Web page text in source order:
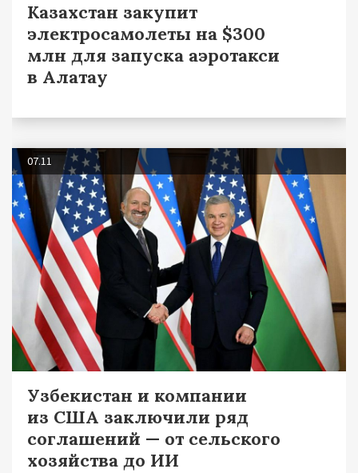
Казахстан закупит
электросамолеты на $300
млн для запуска аэротакси
в Алатау
07.11
Узбекистан и компании
из США заключили ряд
соглашений — от сельского
хозяйства до ИИ